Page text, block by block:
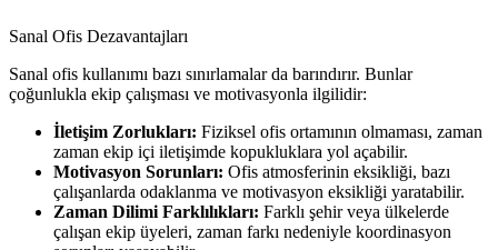
Sanal Ofis Dezavantajları
Sanal ofis kullanımı bazı sınırlamalar da barındırır. Bunlar
çoğunlukla ekip çalışması ve motivasyonla ilgilidir:
İletişim Zorlukları: Fiziksel ofis ortamının olmaması, zaman
zaman ekip içi iletişimde kopukluklara yol açabilir.
Motivasyon Sorunları: Ofis atmosferinin eksikliği, bazı
çalışanlarda odaklanma ve motivasyon eksikliği yaratabilir.
Zaman Dilimi Farklılıkları: Farklı şehir veya ülkelerde
çalışan ekip üyeleri, zaman farkı nedeniyle koordinasyon